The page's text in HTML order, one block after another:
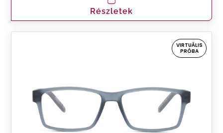
Részletek
VIRTUÁLIS
PRÓBA